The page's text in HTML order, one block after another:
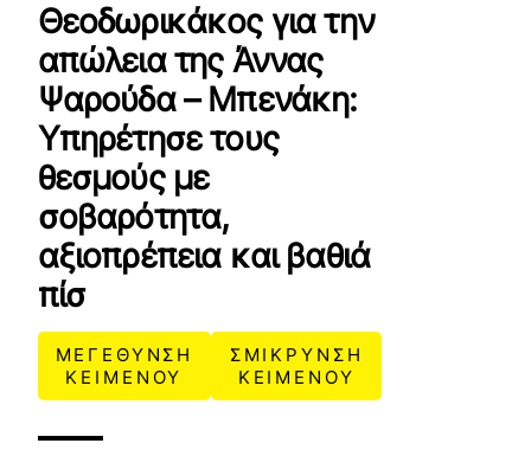
Θεοδωρικάκος για την
απώλεια της Άννας
Ψαρούδα – Μπενάκη:
Υπηρέτησε τους
θεσμούς με
σοβαρότητα,
αξιοπρέπεια και βαθιά
πίσ
ΜΕΓΕΘΥΝΣΗ
ΚΕΙΜΕΝΟΥ
ΣΜΙΚΡΥΝΣΗ
ΚΕΙΜΕΝΟΥ